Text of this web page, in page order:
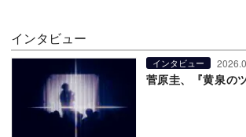
インタビュー
インタビュー
菅原圭、『黄泉の